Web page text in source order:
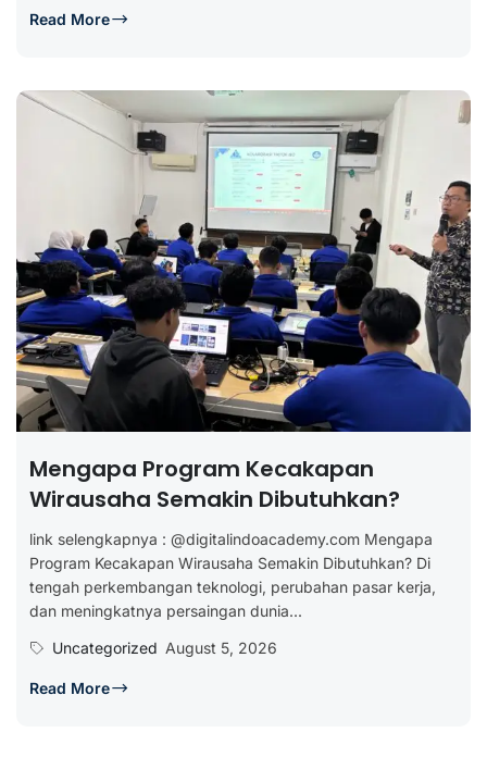
Read More
Mengapa Program Kecakapan
Wirausaha Semakin Dibutuhkan?
link selengkapnya : @digitalindoacademy.com Mengapa
Program Kecakapan Wirausaha Semakin Dibutuhkan? Di
tengah perkembangan teknologi, perubahan pasar kerja,
dan meningkatnya persaingan dunia...
Uncategorized August 5, 2026
Read More